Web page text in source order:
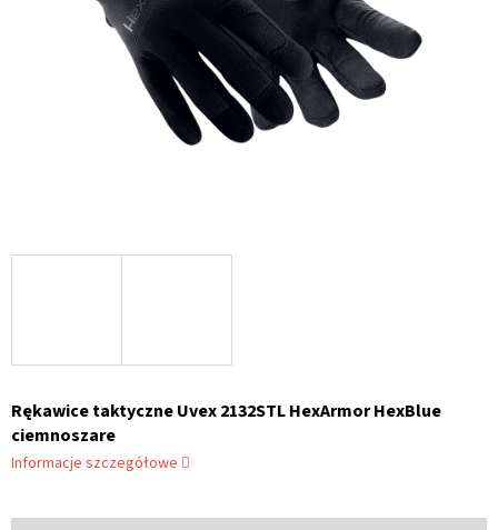
Rękawice taktyczne Uvex 2132STL HexArmor HexBlue
ciemnoszare
Informacje szczegółowe